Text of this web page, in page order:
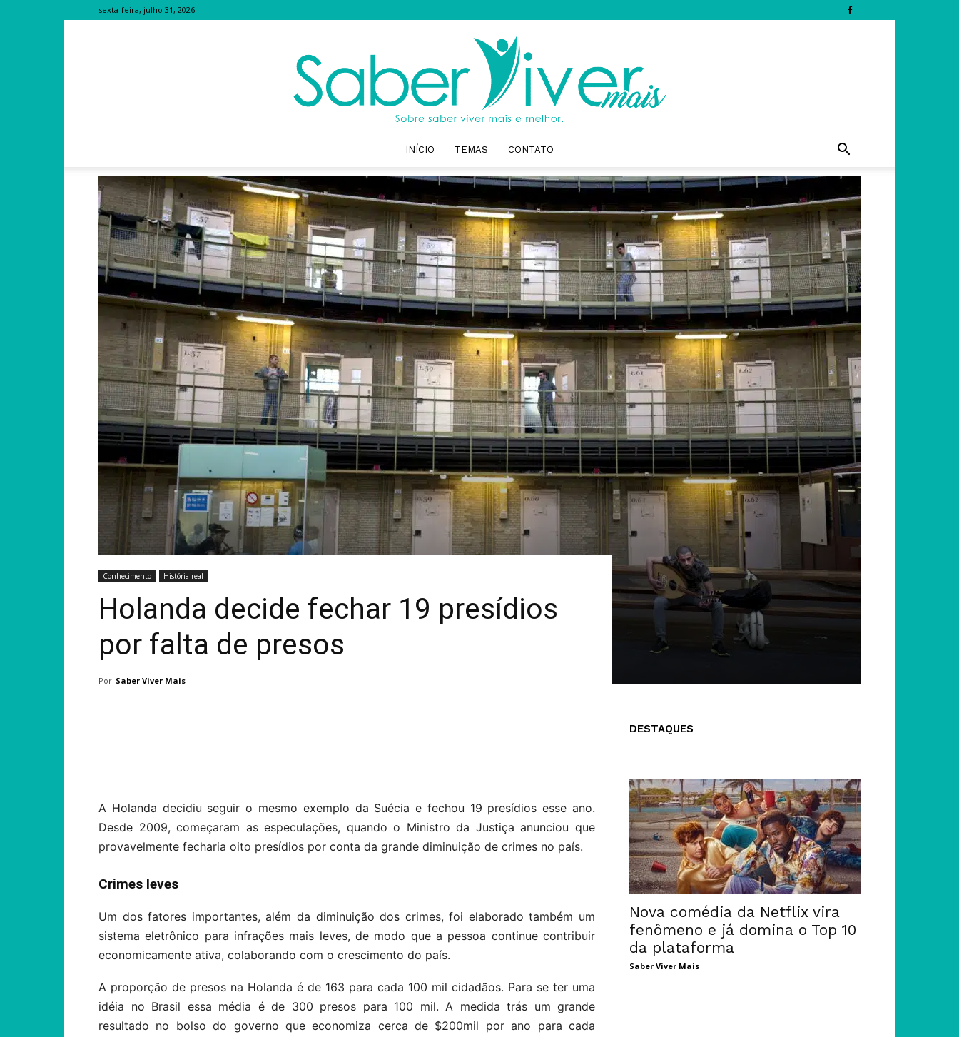
sexta-feira, julho 31, 2026
Saber
Viver
Mais
INÍCIO TEMAS CONTATO
Conhecimento História real
Holanda decide fechar 19 presídios
por falta de presos
Por Saber Viver Mais -
A Holanda decidiu seguir o mesmo exemplo da Suécia e fechou 19 presídios esse ano.
Desde 2009, começaram as especulações, quando o Ministro da Justiça anunciou que
provavelmente fecharia oito presídios por conta da grande diminuição de crimes no país.
Crimes leves
Um dos fatores importantes, além da diminuição dos crimes, foi elaborado também um
sistema eletrônico para infrações mais leves, de modo que a pessoa continue contribuir
economicamente ativa, colaborando com o crescimento do país.
A proporção de presos na Holanda é de 163 para cada 100 mil cidadãos. Para se ter uma
idéia no Brasil essa média é de 300 presos para 100 mil. A medida trás um grande
resultado no bolso do governo que economiza cerca de $200mil por ano para cada
DESTAQUES
Nova comédia da Netflix vira
fenômeno e já domina o Top 10
da plataforma
Saber Viver Mais